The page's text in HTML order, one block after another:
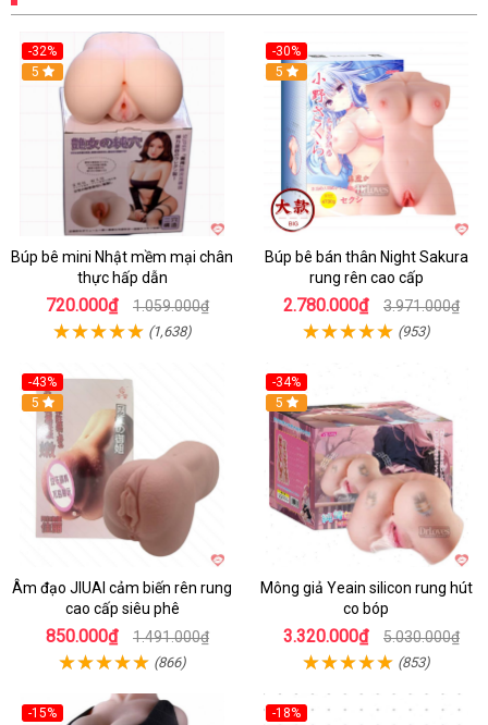
-32%
Hot
5
Búp bê mini Nhật mềm mại chân
thực hấp dẫn
720.000₫ 1.059.000₫
(1,638)
-30%
Hot
5
Búp bê bán thân Night Sakura
rung rên cao cấp
2.780.000₫ 3.971.000₫
(953)
-43%
5
Âm đạo JIUAI cảm biến rên rung
cao cấp siêu phê
850.000₫ 1.491.000₫
(866)
-34%
Hot
5
Mông giả Yeain silicon rung hút
co bóp
3.320.000₫ 5.030.000₫
(853)
-15%
-18%